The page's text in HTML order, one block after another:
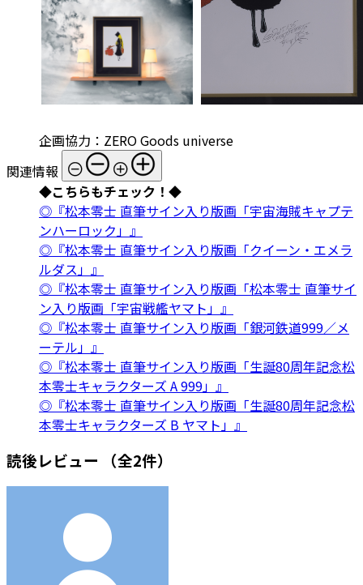
企画協力：ZERO Goods universe
関連情報
◆こちらもチェック！◆
◎『松本零士 直筆サイン入り版画「宇宙海賊キャプテ
ンハーロック」』
◎『松本零士 直筆サイン入り版画「クイーン・エメラ
ルダス」』
◎『松本零士 直筆サイン入り版画「松本零士 直筆サイ
ン入り版画「宇宙戦艦ヤマト」』
◎『松本零士 直筆サイン入り版画「銀河鉄道999／メ
ーテル」』
◎『松本零士 直筆サイン入り版画「生誕80周年記念松
本零士キャラクターズ A 999」』
◎『松本零士 直筆サイン入り版画「生誕80周年記念松
本零士キャラクターズ B ヤマト」』
読後レビュー （全2件）